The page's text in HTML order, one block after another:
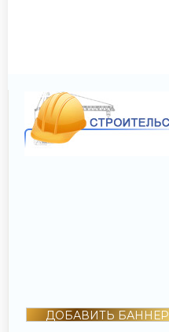
ДОБАВИТЬ БАННЕР